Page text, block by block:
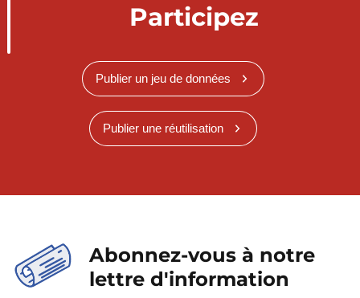
Participez
Publier un jeu de données
Publier une réutilisation
Abonnez-vous à notre
lettre d'information